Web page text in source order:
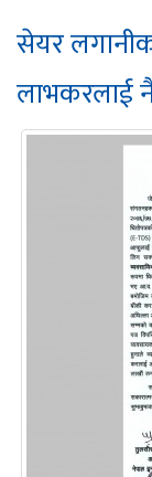
सेयर
लाभकरलाई